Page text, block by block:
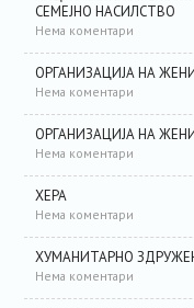
СЕМЕЈНО НАСИЛСТВО
Нема коментари
ОРГАНИЗАЦИЈА НА
Нема коментари
ОРГАНИЗАЦИЈА НА
Нема коментари
ХЕРА
Нема коментари
ХУМАНИТАРНО
Нема коментари